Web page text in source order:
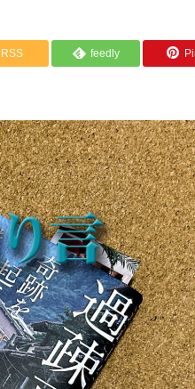
RSS feedly